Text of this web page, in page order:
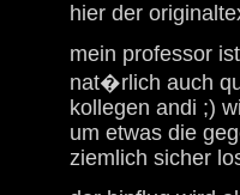
hier der
mein professor
nat�rlich auch
kollegen andi ;)
um etwas die
ziemlich sicher